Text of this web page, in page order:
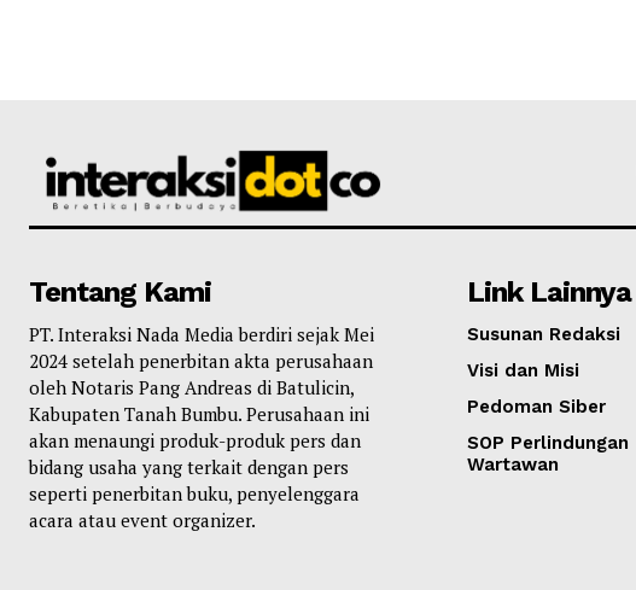
Tentang Kami
PT. Interaksi Nada Media berdiri sejak Mei
2024 setelah penerbitan akta perusahaan
oleh Notaris Pang Andreas di Batulicin,
Kabupaten Tanah Bumbu. Perusahaan ini
akan menaungi produk-produk pers dan
bidang usaha yang terkait dengan pers
seperti penerbitan buku, penyelenggara
acara atau event organizer.
Link Lainnya
Susunan Redaksi
Visi dan Misi
Pedoman Siber
SOP Perlindungan
Wartawan